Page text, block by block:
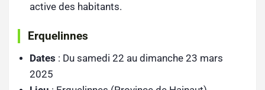
active des habitants.
Erquelinnes
Dates : Du samedi 22 au dimanche 23 mars
2025